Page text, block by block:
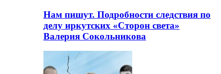
Нам пишут. Подробности следствия по
делу иркутских «Сторон света»
Валерия Сокольникова